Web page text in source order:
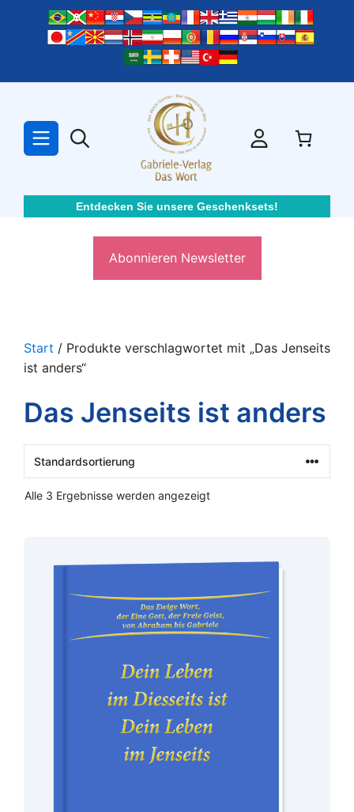
springen
Entdecken Sie unsere Geschenksets!
Abonnieren Newsletter
Start / Produkte verschlagwortet mit „Das Jenseits
ist anders“
Das Jenseits ist anders
Alle 3 Ergebnisse werden angezeigt